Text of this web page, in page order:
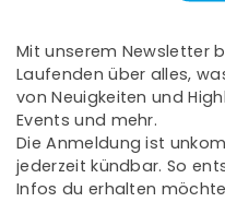
Mit unserem Newsletter
Laufenden über alles,
von Neuigkeiten und
Events und mehr.
Die Anmeldung ist
jederzeit kündbar. So
Infos du erhalten